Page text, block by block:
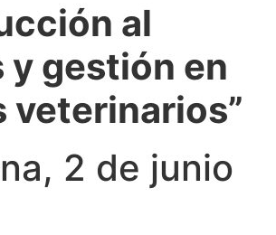
al
y gestión en
veterinarios”
2 de junio